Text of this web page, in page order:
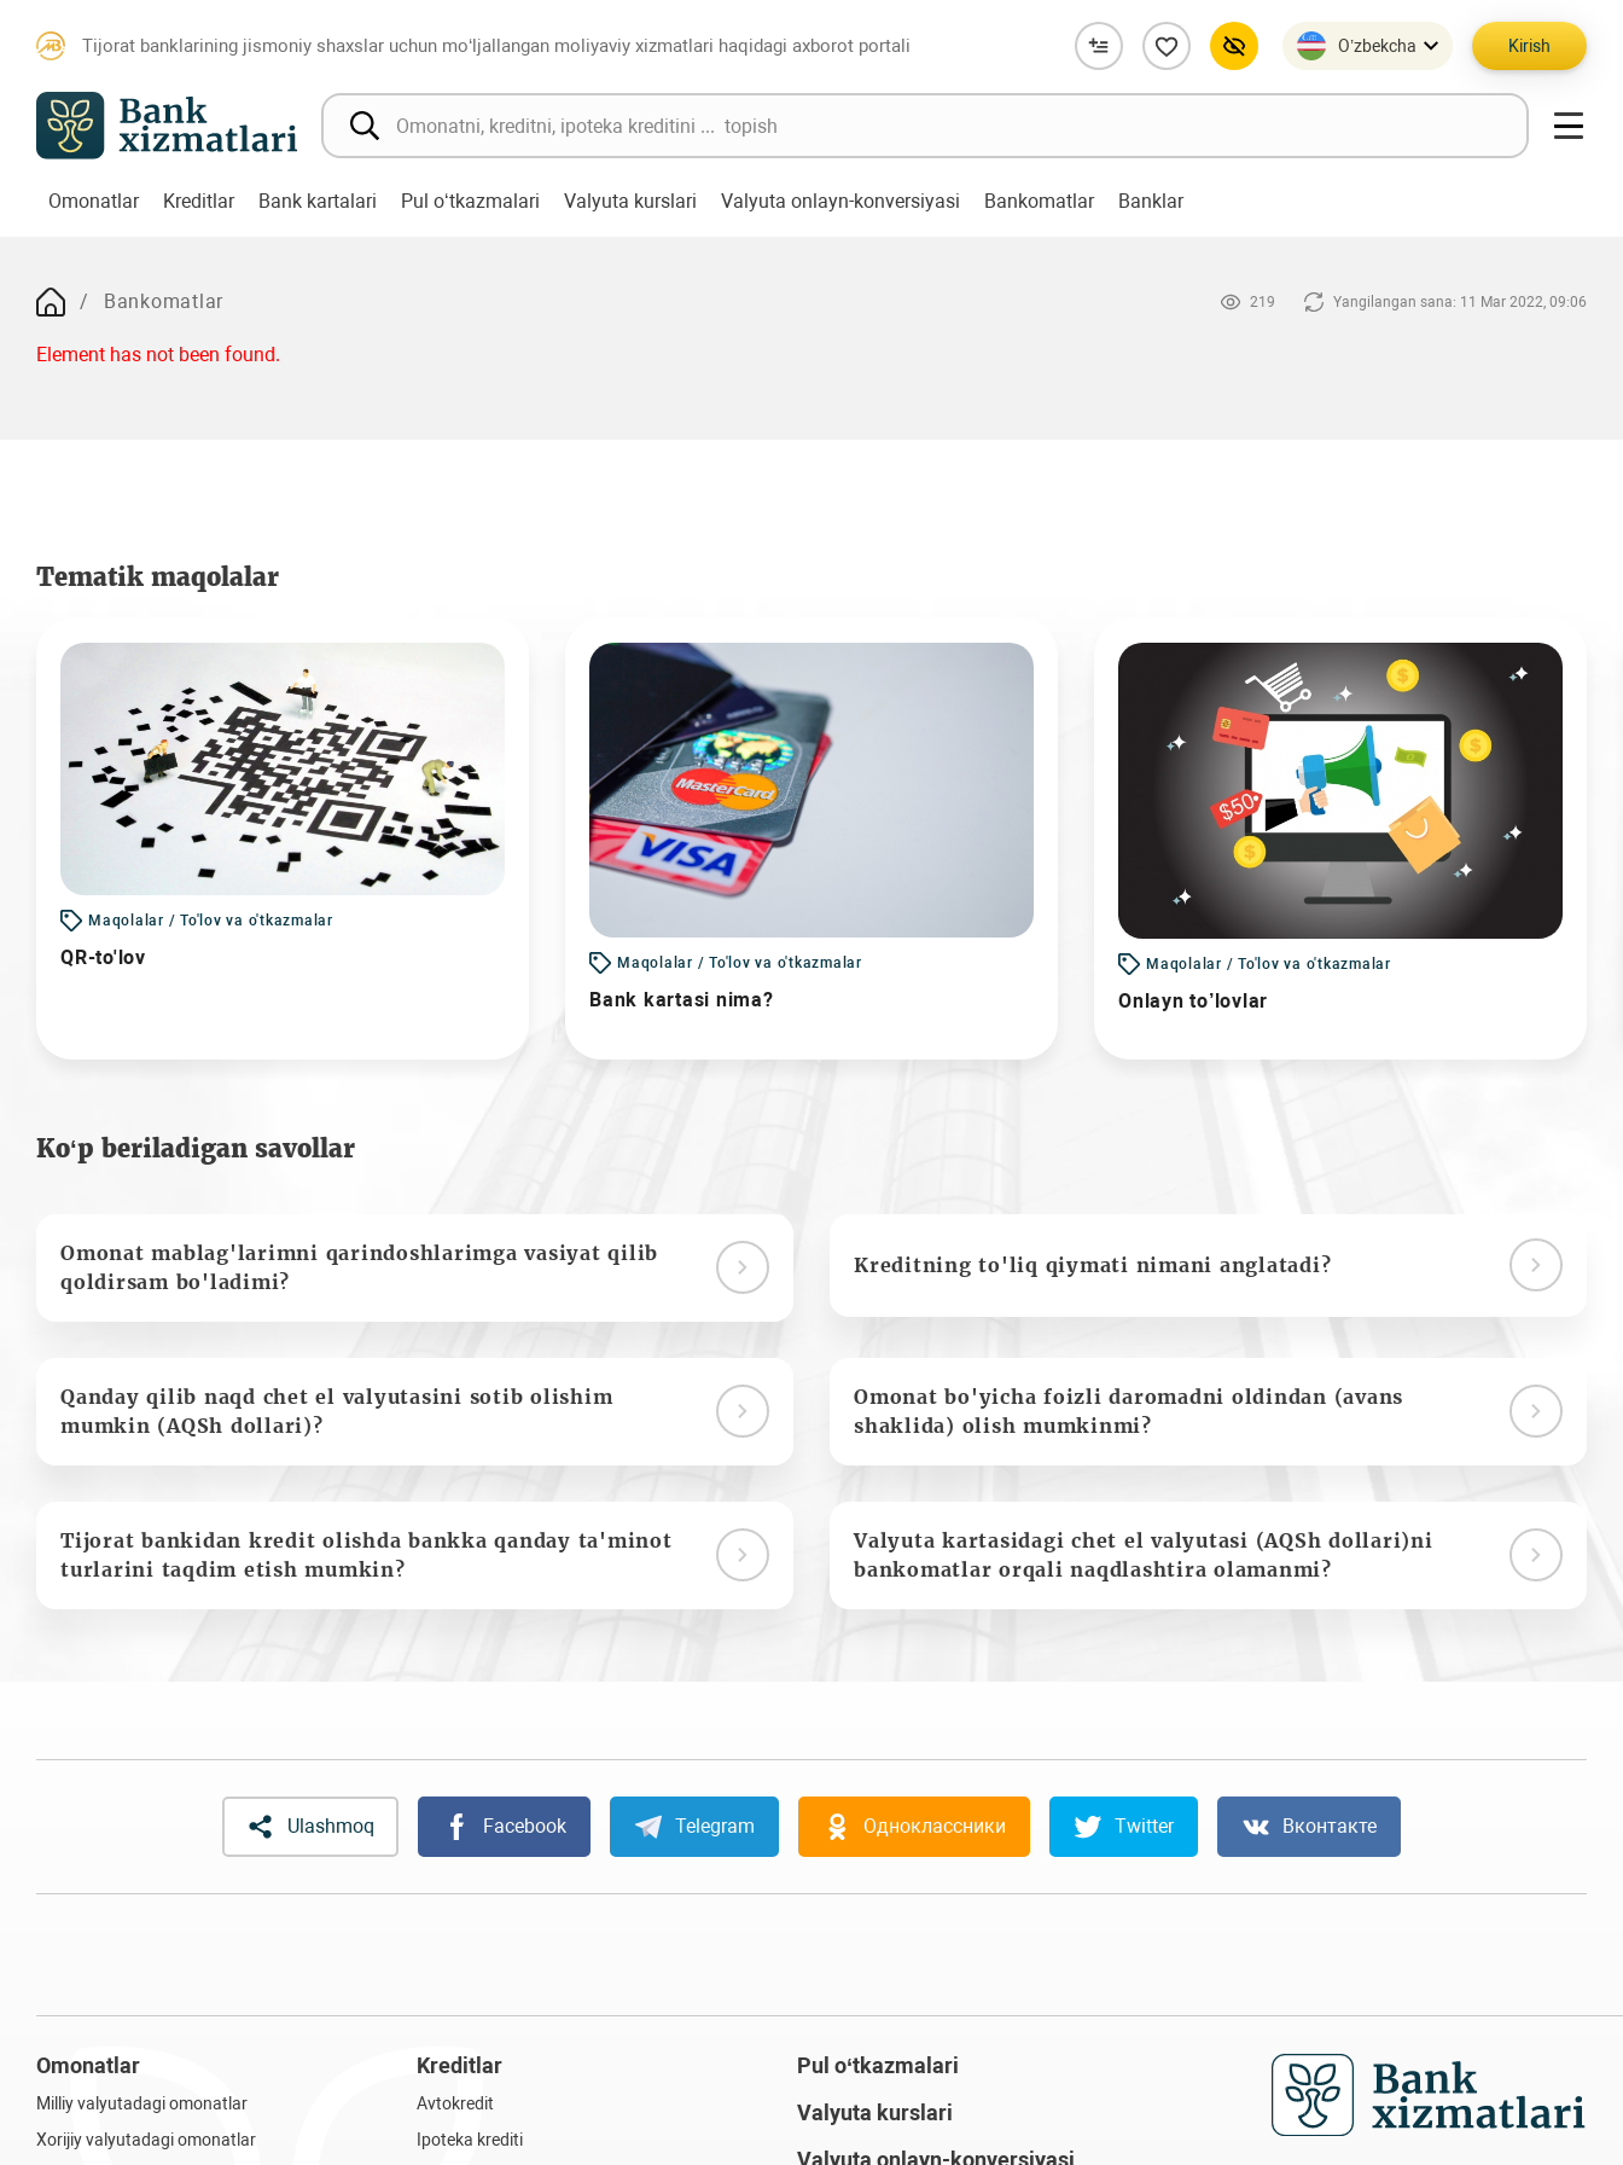
Tijorat banklarining jismoniy shaxslar uchun mo‘ljallangan moliyaviy xizmatlari haqidagi axborot portali O’zbekcha Kirish
Omonatlar Kreditlar Bank kartalari Pul o‘tkazmalari Valyuta kurslari Valyuta onlayn-konversiyasi Bankomatlar Banklar
Bankomatlar 219 Yangilangan sana: 11 Mar 2022, 09:06
Element has not been found.
Tematik maqolalar
Maqolalar / To'lov va o'tkazmalar
QR-to'lov Maqolalar / To'lov va o'tkazmalar
Bank kartasi nima?
Maqolalar / To'lov va o'tkazmalar
Onlayn to’lovlar
Ko‘p beriladigan savollar
Omonat mablag'larimni qarindoshlarimga vasiyat qilib
qoldirsam bo'ladimi?
Kreditning to'liq qiymati nimani anglatadi?
Qanday qilib naqd chet el valyutasini sotib olishim
mumkin (AQSh dollari)?
Omonat bo'yicha foizli daromadni oldindan (avans
shaklida) olish mumkinmi?
Tijorat bankidan kredit olishda bankka qanday ta'minot
turlarini taqdim etish mumkin?
Valyuta kartasidagi chet el valyutasi (AQSh dollari)ni
bankomatlar orqali naqdlashtira olamanmi?
Ulashmoq Facebook Telegram Одноклассники Twitter Вконтакте
Omonatlar
Milliy valyutadagi omonatlar
Xorijiy valyutadagi omonatlar
Kreditlar
Avtokredit
Ipoteka krediti
Pul o‘tkazmalari
Valyuta kurslari
Valyuta onlayn-konversiyasi